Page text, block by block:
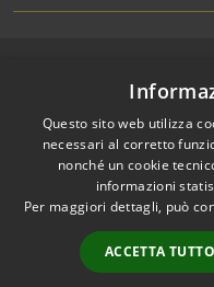
Privacy
Cookie
Mappa del sito
Area riservata Actalis
Area riservata Posta
Elettronica Istituzionale
Questo sito web utilizza
necessari al corretto
nonché un cookie
informazioni
Per maggiori dettagli, può
ACCETTA TUTTO